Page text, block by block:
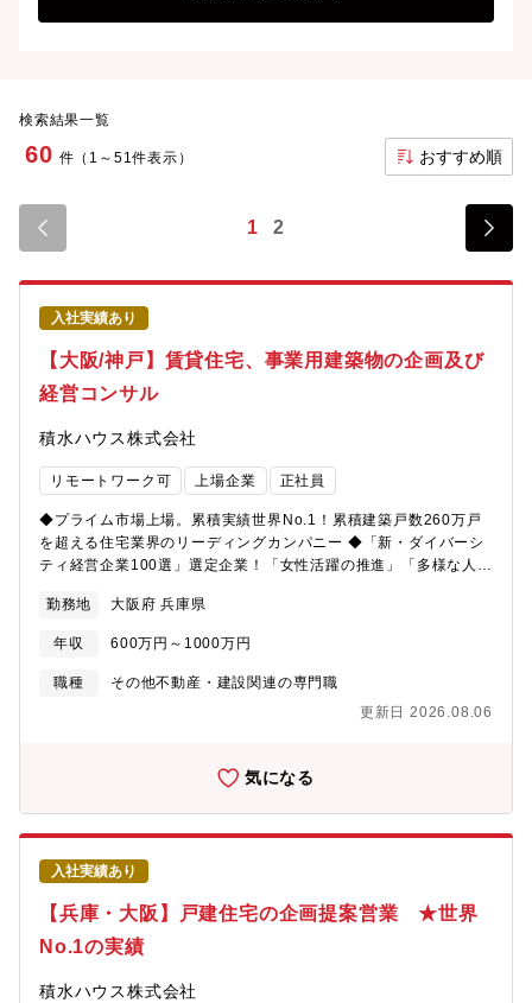
検索結果一覧
60 件（1～51件表示） おすすめ順
1 2
入社実績あり
【大阪/神戸】賃貸住宅、事業用建築物の企画及び
経営コンサル
積水ハウス株式会社
リモートワーク可 上場企業 正社員
◆プライム市場上場。累積実績世界No.1！累積建築戸数260万戸
を超える住宅業界のリーディングカンパニー ◆「新・ダイバーシ
ティ経営企業100選」選定企業！「女性活躍の推進」「多様な人財
増員募集【業務内容】賃貸住宅を主に、お客様に合わせて様々な
土地活用を提案する不動産経営コンサルタントをお任せします。
主として賃貸住宅シャーメゾンを販売する支店の営業担当とし
て、賃貸住宅だけでなく医療・介護・福祉関連施設や保育所な
用を提案いただきます。お客様は地主様など個人の方から企業や
探し)：訪問営業(エリアワークや電話営業等)、ルート営業(不動産
会社や金融機関等)を行い新規開拓いただきます。・請負契約：契
約までに、マーケット分析、役所調査、権利関係の調査、事業収
支計画の作成・建物お引渡し・提案の未来責任(長期安定経営に向
けたオーナーフォロー)【キャリアパス】入社後はリーダーや支店
長を目指すことが可能です。【配属組織】関西建築事業本部【同
ポジションの魅力】・経営にも地域活性にも繋がる適切なご提案
を実施することができます・大規模な案件も多く、設計など社内
のスタッフだけでなく銀行や税理士をパートナーとしてプロジェ
案まで行うことができ、0から創り上げる達成感がやりがいに繋が
勤務地 大阪府 兵庫県
年収 600万円～1000万円
職種
その他不動産・建設関連の専門職
更新日 2026.08.06
気になる
入社実績あり
【兵庫・大阪】戸建住宅の企画提案営業 ★世界
No.1の実績
積水ハウス株式会社